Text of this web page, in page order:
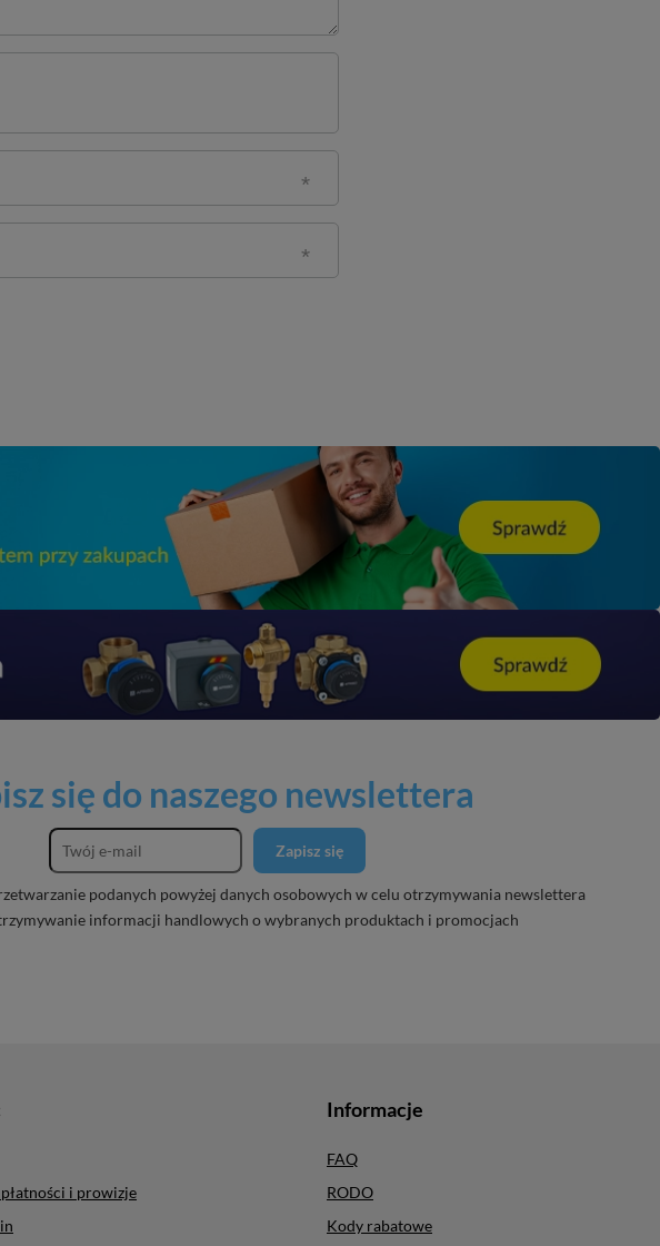
się do naszego newslettera
Zapisz się
podanych powyżej danych osobowych w celu otrzymywania newslettera
informacji handlowych o wybranych produktach i promocjach
i prowizje
Informacje
FAQ
RODO
Kody rabatowe